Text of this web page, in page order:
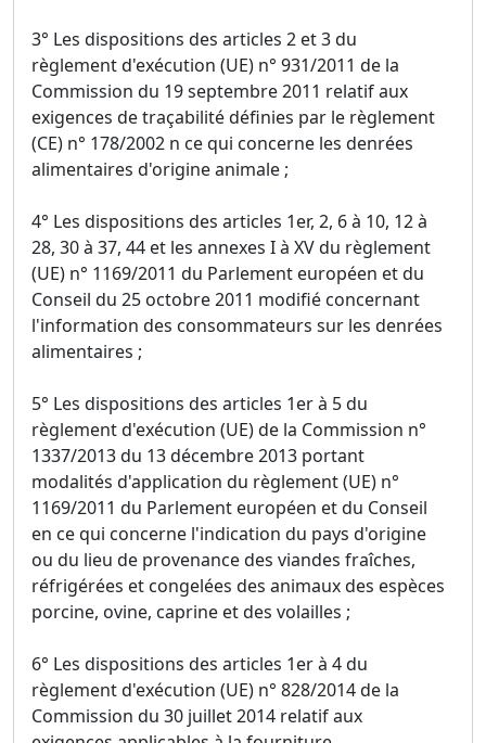
3° Les dispositions des articles 2 et 3 du
règlement d'exécution (UE) n° 931/2011 de la
Commission du 19 septembre 2011 relatif aux
exigences de traçabilité définies par le règlement
(CE) n° 178/2002 n ce qui concerne les denrées
alimentaires d'origine animale ;
4° Les dispositions des articles 1er, 2, 6 à 10, 12 à
28, 30 à 37, 44 et les annexes I à XV du règlement
(UE) n° 1169/2011 du Parlement européen et du
Conseil du 25 octobre 2011 modifié concernant
l'information des consommateurs sur les denrées
alimentaires ;
5° Les dispositions des articles 1er à 5 du
règlement d'exécution (UE) de la Commission n°
1337/2013 du 13 décembre 2013 portant
modalités d'application du règlement (UE) n°
1169/2011 du Parlement européen et du Conseil
en ce qui concerne l'indication du pays d'origine
ou du lieu de provenance des viandes fraîches,
réfrigérées et congelées des animaux des espèces
porcine, ovine, caprine et des volailles ;
6° Les dispositions des articles 1er à 4 du
règlement d'exécution (UE) n° 828/2014 de la
Commission du 30 juillet 2014 relatif aux